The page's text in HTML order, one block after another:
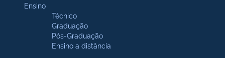
Ensino
Técnico
Graduação
Pós-Graduação
Ensino a distância